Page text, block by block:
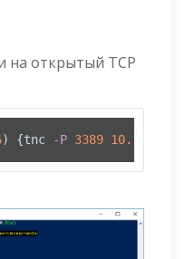
на открытый TCP
) {tnc -P 3389 10.10